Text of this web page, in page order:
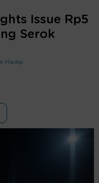
Issue Rp5
Serok
Hadip